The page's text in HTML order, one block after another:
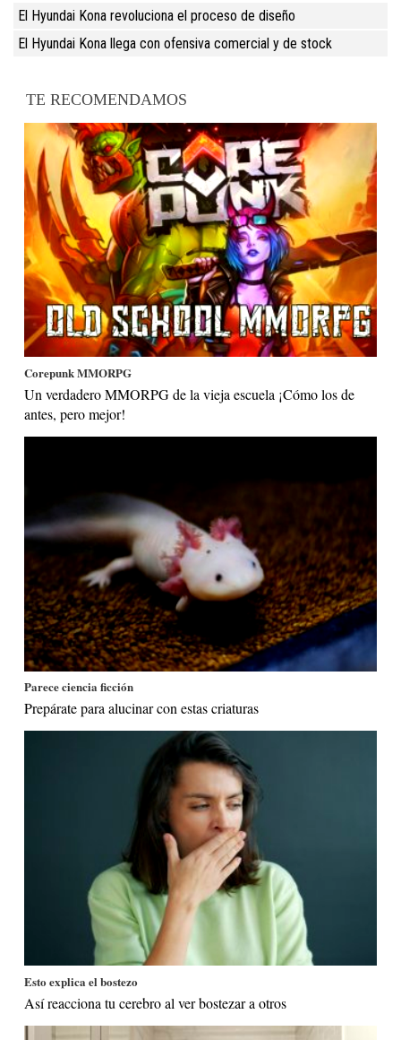
El Hyundai Kona revoluciona el proceso de diseño
El Hyundai Kona llega con ofensiva comercial y de stock
TE RECOMENDAMOS
Corepunk MMORPG
Un verdadero MMORPG de la vieja escuela ¡Cómo los de
antes, pero mejor!
Parece ciencia ficción
Prepárate para alucinar con estas criaturas
Esto explica el bostezo
Así reacciona tu cerebro al ver bostezar a otros